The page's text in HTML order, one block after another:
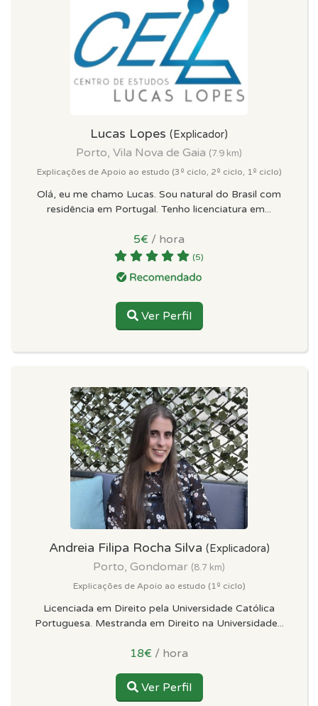
Lucas Lopes (Explicador)
Porto, Vila Nova de Gaia (7.9 km)
Explicações de Apoio ao estudo (3º ciclo, 2º ciclo, 1º ciclo)
Olá, eu me chamo Lucas. Sou natural do Brasil com
residência em Portugal. Tenho licenciatura em...
5€ / hora
(5)
Ver Perfil
Andreia Filipa Rocha Silva (Explicadora)
Porto, Gondomar (8.7 km)
Explicações de Apoio ao estudo (1º ciclo)
Licenciada em Direito pela Universidade Católica
Portuguesa. Mestranda em Direito na Universidade...
18€ / hora
Ver Perfil